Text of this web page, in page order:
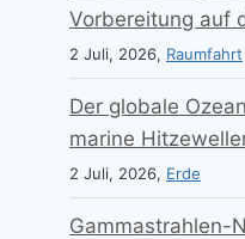
Vorbereitung auf
2 Juli, 2026, Raumfahrt
Der globale
marine
2 Juli, 2026, Erde
Gammastrahlen-